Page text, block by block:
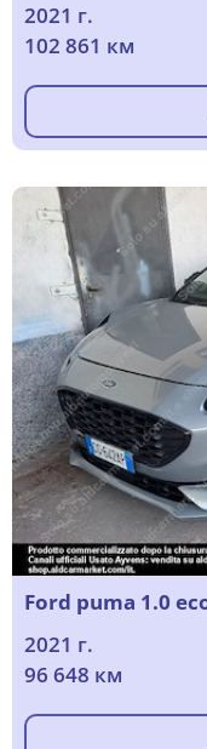
2021 г.
102 861 км
Ford puma 1.0
2021 г.
96 648 км